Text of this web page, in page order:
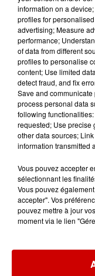
Podcasts
information on a
profiles for
advertising; Measure
performance;
of data from different
profiles to personalise
content; Use limited
detect fraud, and fix
Save and
process personal data
following
requested; Use precise
other data sources;
information transmitted
Vous pouvez accepter
sélectionnant les
Vous pouvez
accepter". Vos
pouvez mettre à jour
moment via le lien